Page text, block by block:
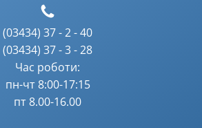
(03434) 37 - 2 - 40
(03434) 37 - 3 - 28
Час роботи:
пн-чт 8:00-17:15
пт 8.00-16.00